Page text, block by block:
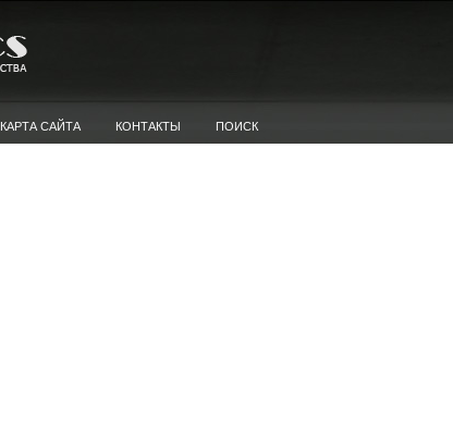
КАРТА САЙТА КОНТАКТЫ ПОИСК